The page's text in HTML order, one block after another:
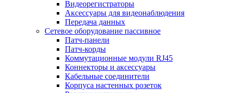
Видеорегистраторы
Аксессуары для видеонаблюдения
Передача данных
Сетевое оборудование пассивное
Патч-панели
Патч-корды
Коммутационные модули RJ45
Коннекторы и аксессуары
Кабельные соединители
Корпуса настенных розеток